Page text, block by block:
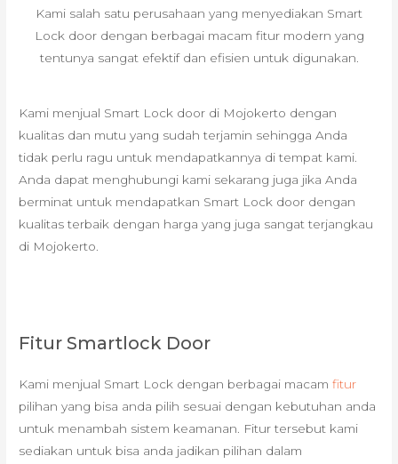
Kami salah satu perusahaan yang menyediakan Smart
Lock door dengan berbagai macam fitur modern yang
tentunya sangat efektif dan efisien untuk digunakan.
Kami menjual Smart Lock door di Mojokerto dengan
kualitas dan mutu yang sudah terjamin sehingga Anda
tidak perlu ragu untuk mendapatkannya di tempat kami.
Anda dapat menghubungi kami sekarang juga jika Anda
berminat untuk mendapatkan Smart Lock door dengan
kualitas terbaik dengan harga yang juga sangat terjangkau
di Mojokerto.
Fitur Smartlock Door
Kami menjual Smart Lock dengan berbagai macamfitur
pilihan yang bisa anda pilih sesuai dengan kebutuhan anda
untuk menambah sistem keamanan. Fitur tersebut kami
sediakan untuk bisa anda jadikan pilihan dalam